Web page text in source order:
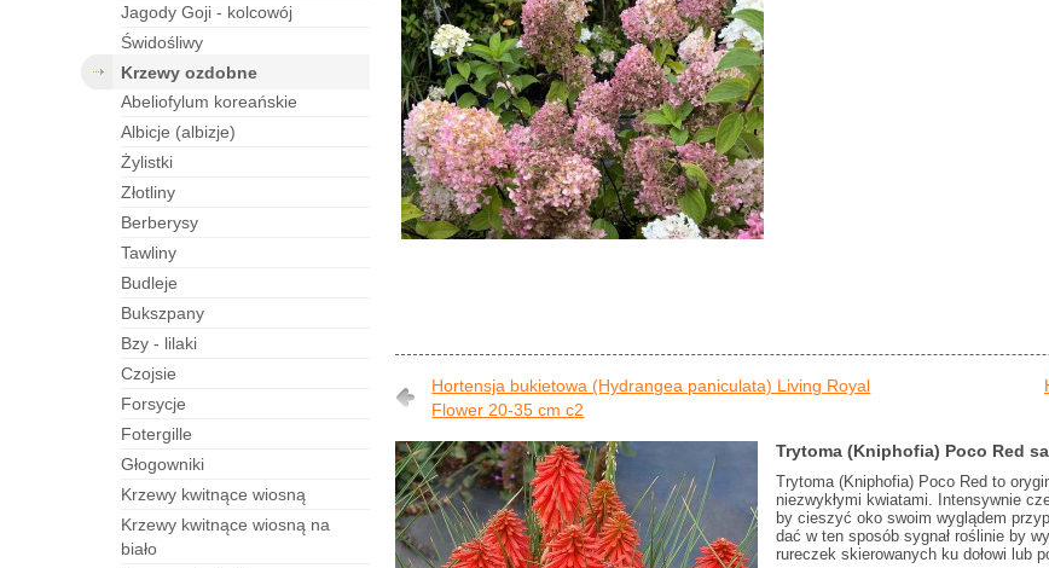
jagody Goji - kolcowój
świdośliwy
krzewy ozdobne
abeliofylum koreańskie
albicje (albizje)
żylistki
złotliny
berberysy
tawliny
budleje
bukszpany
bzy - lilaki
czojsie
forsycje
fotergille
Głogowniki
Krzewy kwitnące wiosną
Krzewy kwitnące wiosną na
biało
Hortensja bukietowa (Hydrangea paniculata) Living Royal
Flower 20-35 cm c2
Trytoma (Kniphofia) Poco Red
Trytoma (Kniphofia) Poco Red to
niezwykłymi kwiatami. Intensywnie
by cieszyć oko swoim wyglądem
dać w ten sposób sygnał roślinie by
rureczek skierowanych ku dołowi lub